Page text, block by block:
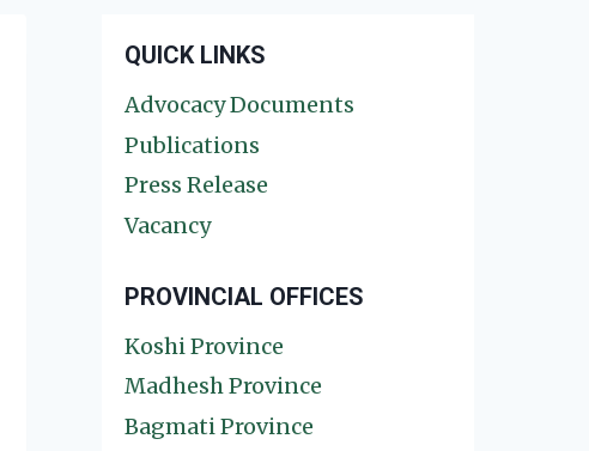
QUICK LINKS
Advocacy Documents
Publications
Press Release
Vacancy
PROVINCIAL OFFICES
Koshi Province
Madhesh Province
Bagmati Province